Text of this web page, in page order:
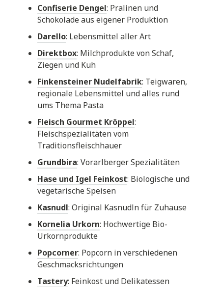
Confiserie Dengel: Pralinen und
Schokolade aus eigener Produktion
Darello: Lebensmittel aller Art
Direktbox: Milchprodukte von Schaf,
Ziegen und Kuh
Finkensteiner Nudelfabrik: Teigwaren,
regionale Lebensmittel und alles rund
ums Thema Pasta
Fleisch Gourmet Kröppel:
Fleischspezialitäten vom
Traditionsfleischhauer
Grundbira: Vorarlberger Spezialitäten
Hase und Igel Feinkost: Biologische und
vegetarische Speisen
Kasnudl: Original Kasnudln für Zuhause
Kornelia Urkorn: Hochwertige Bio-
Urkornprodukte
Popcorner: Popcorn in verschiedenen
Geschmacksrichtungen
Tastery: Feinkost und Delikatessen